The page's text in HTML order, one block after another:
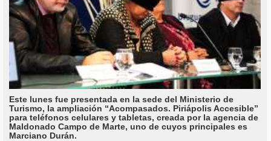
Este lunes fue presentada en la sede del Ministerio de
Turismo, la ampliación “Acompasados. Piriápolis Accesible”
para teléfonos celulares y tabletas, creada por la agencia de
Maldonado Campo de Marte, uno de cuyos principales es
Marciano Durán.